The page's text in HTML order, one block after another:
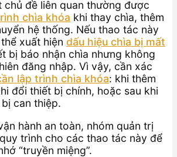
chủ đề liên quan thường được
chìa khóa khi thay chìa, thêm
hệ thống. Nếu thao tác này
xuất hiện dấu hiệu chìa bị mất
bị báo nhận chìa nhưng không
đăng nhập. Vì vậy, cần xác
lập trình chìa khóa: khi thêm
đổi thiết bị chính, hoặc sau khi
can thiệp.
hành an toàn, nhóm quản trị
trình cho các thao tác này để
“truyền miệng”.